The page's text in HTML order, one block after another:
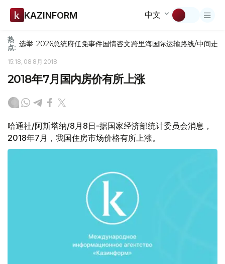
KAZINFORM 中文
热
点: 选举-2026总统府任免事件国情咨文跨里海国际运输路线/中间走廊
15:18, 08 8月 2018
2018年7月国内房价有所上涨
哈通社/阿斯塔纳/8月8日-据国家经济部统计委员会消息，
2018年7月，我国住房市场价格有所上涨。